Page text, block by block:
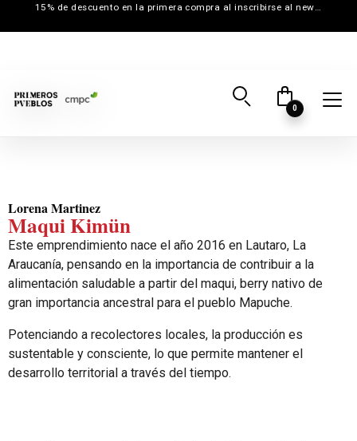
15% de descuento en la primera compra al inscribirse al newsletter
0
Lorena Martinez
Maqui Kimün
Este emprendimiento nace el año 2016 en Lautaro, La
Araucanía, pensando en la importancia de contribuir a la
alimentación saludable a partir del maqui, berry nativo de
gran importancia ancestral para el pueblo Mapuche.
Potenciando a recolectores locales, la producción es
sustentable y consciente, lo que permite mantener el
desarrollo territorial a través del tiempo.